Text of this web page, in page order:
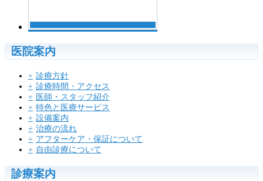
医院案内
診療方針
診療時間・アクセス
医師・スタッフ紹介
特色と医療サービス
設備案内
治療の流れ
アフターケア・保証について
自由診療について
診療案内